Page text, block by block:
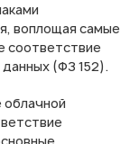
воплощая самые
соответствие
(ФЗ 152).
облачной